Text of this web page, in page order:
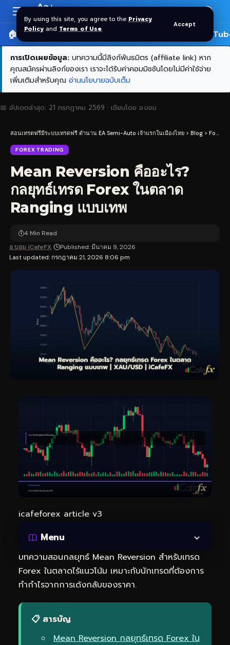
By using this site, you agree to the Privacy
Policy and Terms of Use.
Accept
Resizer
Aa
🏠 หน้าแรก ราคาทอง SPDR 🎬
การเปิดเผยข้อมูล: บทความนี้มีลิงก์พันธมิตร (affiliate link) หาก
คุณสมัครผ่านลิงก์ของเรา เราจะได้รับค่าคอมมิชชันโดยไม่มีค่าใช้จ่าย
เพิ่มเติมสำหรับคุณ อ่านนโยบายฉบับเต็ม
📅 อัปเดตล่าสุด: 21 กรกฎาคม 2569 · เขียนโดย อ.บอม
สอนเทรดฟรีมีระบบเทรดฟรี ตำนาน EA Semi-Auto เจ้าแรกในเมืองไทย > Blog > Forex Trading
FOREX TRADING
Mean Reversion คืออะไร?
กลยุทธ์เทรด Forex ในตลาด
Ranging แบบเทพ
Last updated: กรกฎาคม 21, 2026 8:06 pm
อ.บอม iCafeFX Published: มีนาคม 9, 2026
4 Min Read
icafeforex article v3
Menu
บทความสอนกลยุทธ์ Mean Reversion สำหรับเทรด
Forex ในตลาดไร้แนวโน้ม เหมาะกับนักเทรดที่ต้องการ
ทำกำไรจากการเด้งกลับของราคา.
📋 สารบัญ
Mean Reversion กลยุทธ์เทรด Forex ใน